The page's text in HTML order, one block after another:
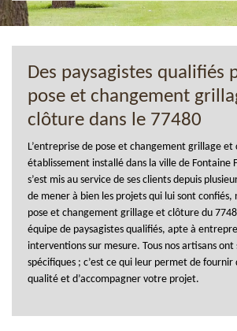
Des paysagistes qualifiés
pose et changement
clôture dans le 77480
L’entreprise de pose et changement grillage
établissement installé dans la ville de Fontaine
s’est mis au service de ses clients depuis
de mener à bien les projets qui lui sont confiés,
pose et changement grillage et clôture du
équipe de paysagistes qualifiés, apte à
interventions sur mesure. Tous nos artisans
spécifiques ; c’est ce qui leur permet de fournir
qualité et d’accompagner votre projet.